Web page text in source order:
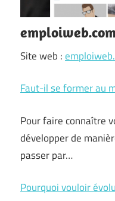
emploiweb.com
Site web :
Faut-il se former au
Pour faire connaître
développer de
passer par…
Pourquoi vouloir